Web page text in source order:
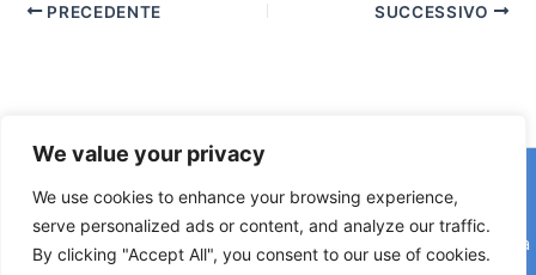
We value your privacy
We use cookies to enhance your browsing experience,
serve personalized ads or content, and analyze our traffic.
By clicking "Accept All", you consent to our use of cookies.
PRECEDENTE SUCCESSIVO
Copyright © 2026 © F2 Radio Lab - Università degli Studi di
Napoli Federico II è una testata registrata presso il Tribunale di
Napoli. Aut. n.58 30-06-2006 Licenza SIAE n. 508/I/639 Società